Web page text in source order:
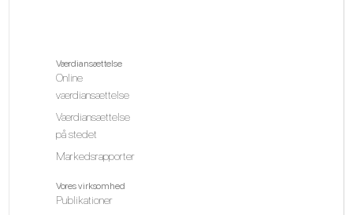
Værdiansættelse
Online
værdiansættelse
Værdiansættelse
på stedet
Markedsrapporter
Vores virksomhed
Publikationer